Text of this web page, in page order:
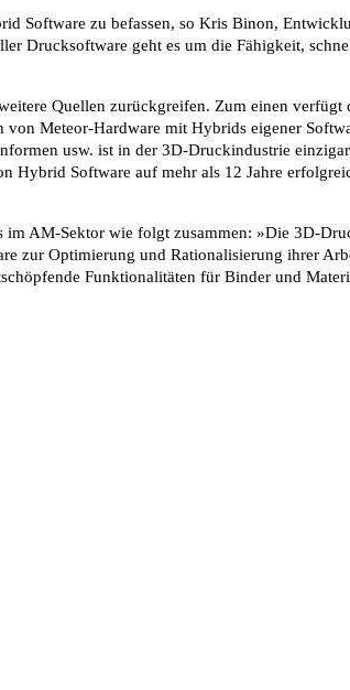
zu befassen, so Kris Binon,
Drucksoftware geht es um die Fähigkeit,
Quellen zurückgreifen. Zum einen
Meteor-Hardware mit Hybrids eigener
usw. ist in der 3D-Druckindustrie
Hybrid Software auf mehr als 12 Jahre
AM-Sektor wie folgt zusammen: »Die 3D-
zur Optimierung und Rationalisierung ihrer
Funktionalitäten für Binder und